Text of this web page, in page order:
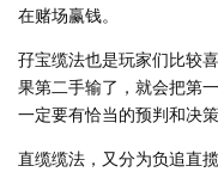
在赌场赢钱。
孖宝缆法也是玩家们比较
果第二手输了，就会把第
一定要有恰当的预判和决策
直缆缆法，又分为负追直